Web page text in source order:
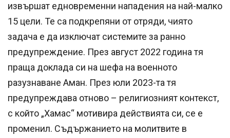
извършат едновременни нападения на най-малко
15 цели. Те са подкрепяни от отряди, чиято
задача е да изключат системите за ранно
предупреждение. През август 2022 година тя
праща доклада си на шефа на военното
разузнаване Аман. През юли 2023-та тя
предупреждава отново – религиозният контекст,
с който „Хамас“ мотивира действията си, се е
променил. Съдържанието на молитвите в